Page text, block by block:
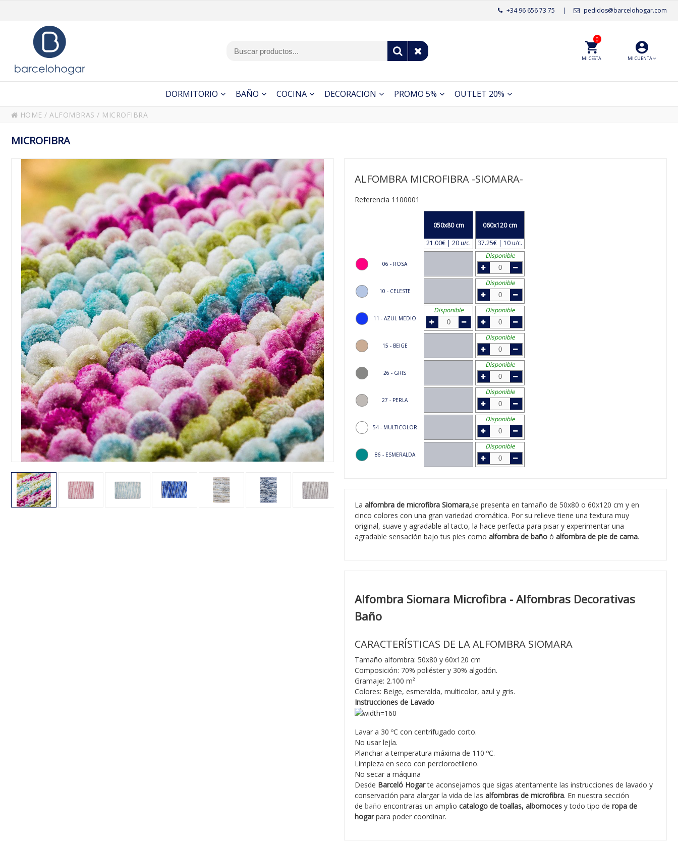
pedidos@barcelohogar.com
|
+34 96 656 73 75
MI CUENTA
MI CESTA
0
DORMITORIO BAÑO COCINA DECORACION PROMO 5% OUTLET 20%
HOME /ALFOMBRAS / MICROFIBRA
MICROFIBRA
ALFOMBRA MICROFIBRA -SIOMARA-
Referencia 1100001
06 - ROSA
10 - CELESTE
11 - AZUL MEDIO
15 - BEIGE
26 - GRIS
27 - PERLA
54 - MULTICOLOR
86 - ESMERALDA
050x80 cm
21.00€ | 20 u/c.
060x120 cm
37.25€ | 10 u/c.
Disponible
Disponible
Disponible Disponible
Disponible
Disponible
Disponible
Disponible
Disponible
La alfombra de microfibra Siomara,se presenta en tamaño de 50x80 o 60x120 cm y en
cinco colores con una gran variedad cromática. Por su relieve tiene una textura muy
original, suave y agradable al tacto, la hace perfecta para pisar y experimentar una
agradable sensación bajo tus pies como alfombra de baño ó alfombra de pie de cama.
Alfombra Siomara Microfibra - Alfombras Decorativas
Baño
CARACTERÍSTICAS DE LA ALFOMBRA SIOMARA
Tamaño alfombra: 50x80 y 60x120 cm
Composición: 70% poliéster y 30% algodón.
Gramaje: 2.100 m²
Colores: Beige, esmeralda, multicolor, azul y gris.
Instrucciones de Lavado
Lavar a 30 ºC con centrifugado corto.
No usar lejía.
Planchar a temperatura máxima de 110 ºC.
Limpieza en seco con percloroetileno.
No secar a máquina
Desde Barceló Hogarte aconsejamos que sigas atentamente las instrucciones de lavado y
conservación para alargar la vida de las alfombras de microfibra. En nuestra sección
de baño encontraras un amplio catalogo de toallas, albornoces y todo tipo de ropa de
hogarpara poder coordinar.